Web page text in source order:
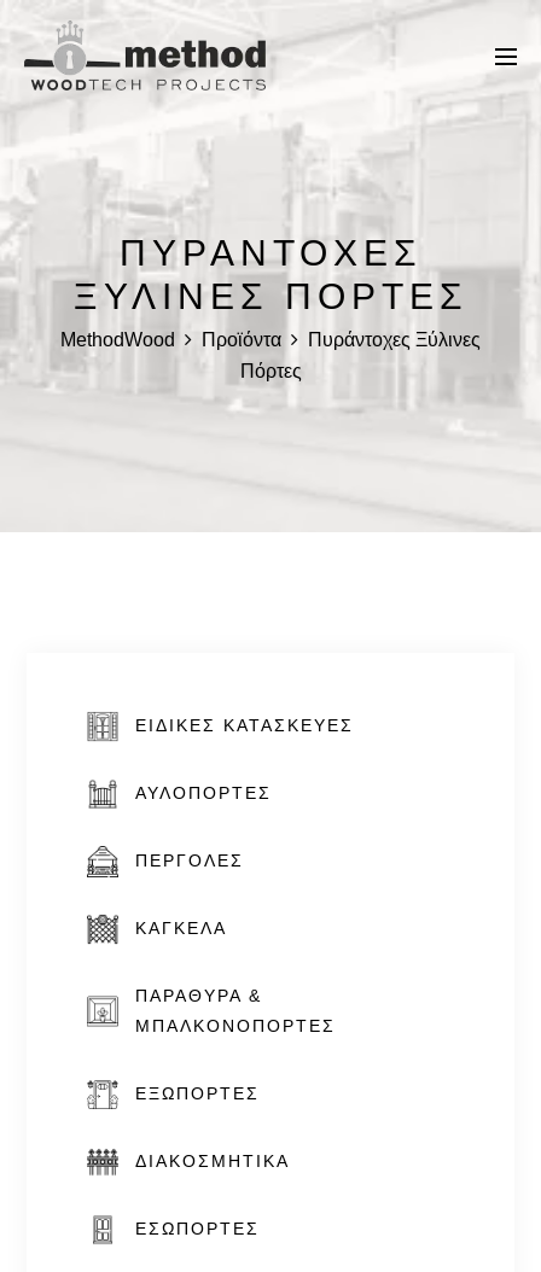
ΠΥΡΆΝΤΟΧΕΣ
ΞΎΛΙΝΕΣ ΠΌΡΤΕΣ
MethodWood Προϊόντα
Πυράντοχες Ξύλινες
Πόρτες
ΕΙΔΙΚΈΣ ΚΑΤΑΣΚΕΥΈΣ
ΑΥΛΌΠΟΡΤΕΣ
ΠΈΡΓΟΛΕΣ
ΚΆΓΚΕΛΑ
ΠΑΡΆΘΥΡΑ &
ΜΠΑΛΚΟΝΌΠΟΡΤΕΣ
ΕΞΏΠΟΡΤΕΣ
ΔΙΑΚΟΣΜΗΤΙΚΆ
ΕΣΏΠΟΡΤΕΣ